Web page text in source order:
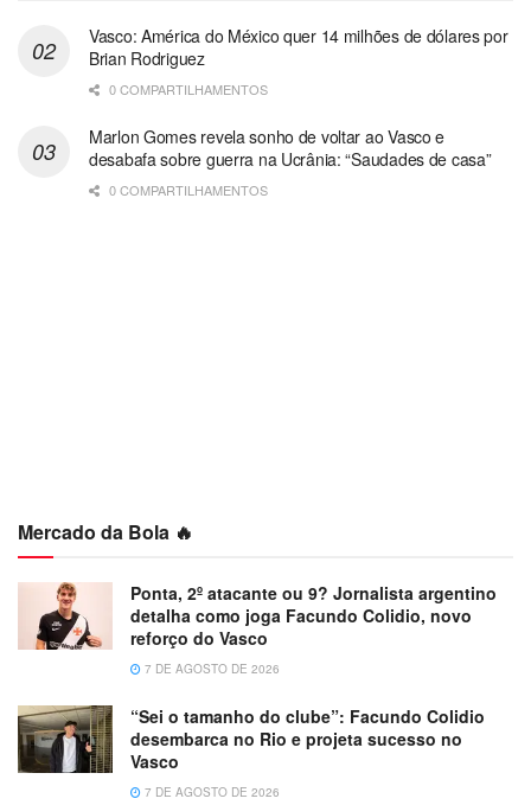
Vasco: América do México quer 14 milhões de dólares por
Brian Rodriguez
0 COMPARTILHAMENTOS
Marlon Gomes revela sonho de voltar ao Vasco e
desabafa sobre guerra na Ucrânia: “Saudades de casa”
0 COMPARTILHAMENTOS
Mercado da Bola 🔥
Ponta, 2º atacante ou 9? Jornalista argentino
detalha como joga Facundo Colidio, novo
reforço do Vasco
7 DE AGOSTO DE 2026
“Sei o tamanho do clube”: Facundo Colidio
desembarca no Rio e projeta sucesso no
Vasco
7 DE AGOSTO DE 2026